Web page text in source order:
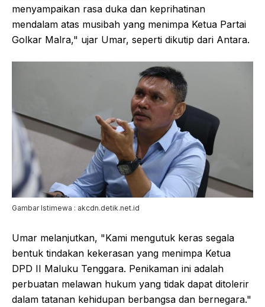
menyampaikan rasa duka dan keprihatinan
mendalam atas musibah yang menimpa Ketua Partai
Golkar Malra," ujar Umar, seperti dikutip dari Antara.
Gambar Istimewa : akcdn.detik.net.id
Umar melanjutkan, "Kami mengutuk keras segala
bentuk tindakan kekerasan yang menimpa Ketua
DPD II Maluku Tenggara. Penikaman ini adalah
perbuatan melawan hukum yang tidak dapat ditolerir
dalam tatanan kehidupan berbangsa dan bernegara."